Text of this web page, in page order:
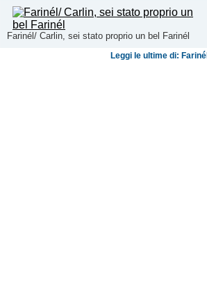
Farinél/ Carlin, sei stato proprio un bel Farinél
Leggi le ultime di: Farinél